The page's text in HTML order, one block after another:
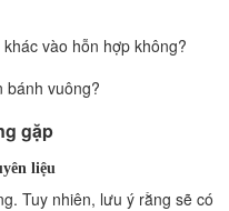
vào hỗn hợp không?
bánh vuông?
gặp
liệu
Tuy nhiên, lưu ý rằng sẽ có